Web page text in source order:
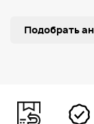
Подобрать